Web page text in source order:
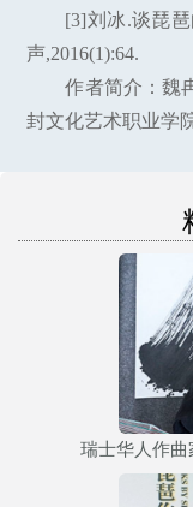
[3]刘冰.谈琵
声,2016(1):64.
作者简介：魏
封文化艺术职业学
瑞士华人作